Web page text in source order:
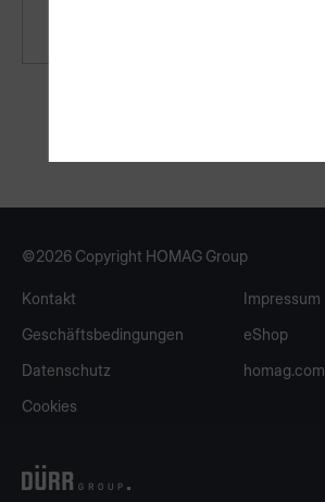
©2026 Copyright HOMAG Group
Kontakt
Impressum
Geschäftsbedingungen
eShop
Datenschutz
homag.com
Cookies